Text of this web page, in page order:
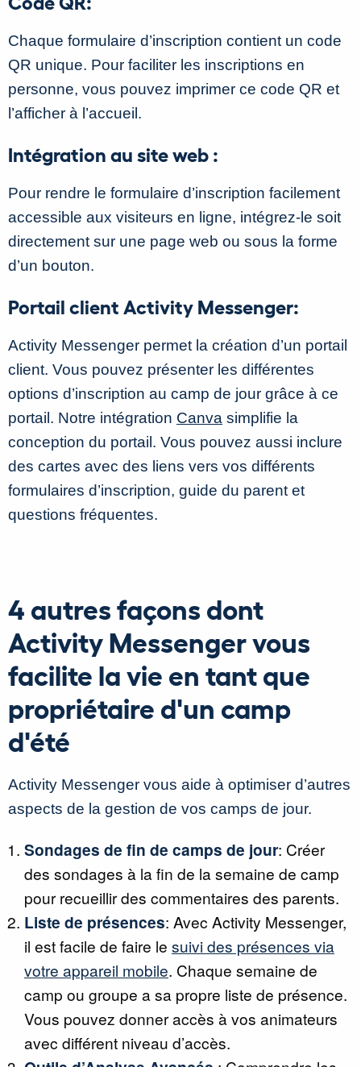
Chaque formulaire d’inscription contient un code
QR unique. Pour faciliter les inscriptions en
personne, vous pouvez imprimer ce code QR et
l’afficher à l’accueil.
Intégration au site web :
Pour rendre le formulaire d’inscription facilement
accessible aux visiteurs en ligne, intégrez-le soit
directement sur une page web ou sous la forme
d’un bouton.
Portail client Activity Messenger:
Activity Messenger permet la création d’un portail
client. Vous pouvez présenter les différentes
options d’inscription au camp de jour grâce à ce
portail. Notre intégration Canva simplifie la
conception du portail. Vous pouvez aussi inclure
des cartes avec des liens vers vos différents
formulaires d’inscription, guide du parent et
questions fréquentes.
4 autres façons dont
Activity Messenger vous
facilite la vie en tant que
propriétaire d'un camp
d'été
Activity Messenger vous aide à optimiser d’autres
aspects de la gestion de vos camps de jour.
Sondages de fin de camps de jour: Créer
des sondages à la fin de la semaine de camp
pour recueillir des commentaires des parents.
Liste de présences: Avec Activity Messenger,
il est facile de faire le suivi des présences via
votre appareil mobile. Chaque semaine de
camp ou groupe a sa propre liste de présence.
Vous pouvez donner accès à vos animateurs
avec différent niveau d’accès.